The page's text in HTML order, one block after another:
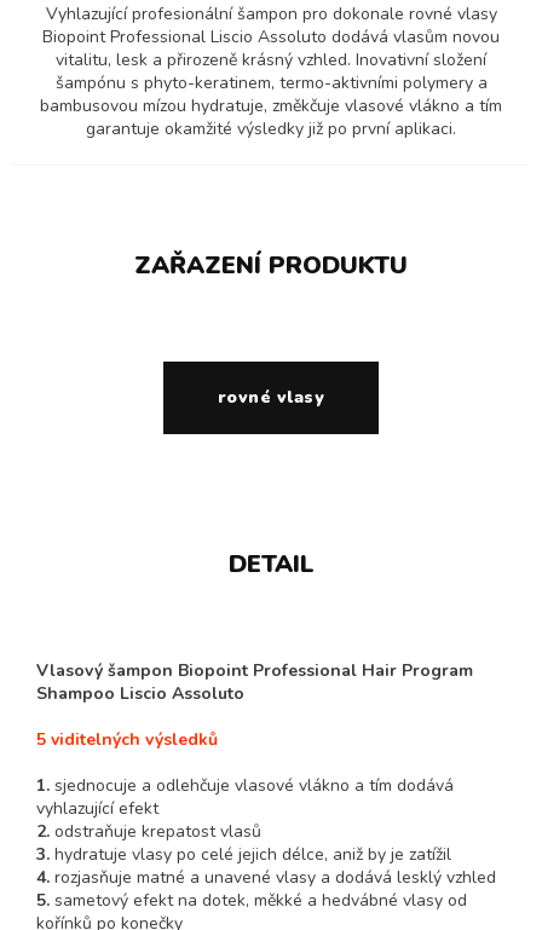
Vyhlazující profesionální šampon pro dokonale rovné vlasy
Biopoint Professional Liscio Assoluto dodává vlasům novou
vitalitu, lesk a přirozeně krásný vzhled. Inovativní složení
šampónu s phyto-keratinem, termo-aktivními polymery a
bambusovou mízou hydratuje, změkčuje vlasové vlákno a tím
garantuje okamžité výsledky již po první aplikaci.
ZAŘAZENÍ PRODUKTU
rovné vlasy
DETAIL
Vlasový šampon Biopoint Professional Hair Program
Shampoo Liscio Assoluto
5 viditelných výsledků
1. sjednocuje a odlehčuje vlasové vlákno a tím dodává
vyhlazující efekt
2. odstraňuje krepatost vlasů
3. hydratuje vlasy po celé jejich délce, aniž by je zatížil
4. rozjasňuje matné a unavené vlasy a dodává lesklý vzhled
5. sametový efekt na dotek, měkké a hedvábné vlasy od
kořínků po konečky